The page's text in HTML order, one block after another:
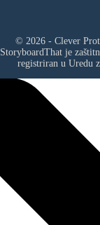
© 2026 - Clever
StoryboardThat je
registriran u Uredu